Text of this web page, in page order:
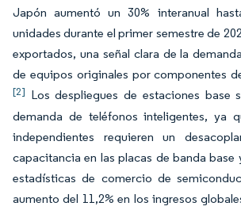
Japón aumentó un 30% interanual
unidades durante el primer semestre de
exportados, una señal clara de la
de equipos originales por componentes
[2] Los despliegues de estaciones base
demanda de teléfonos inteligentes, ya
independientes requieren un
capacitancia en las placas de banda base
estadísticas de comercio de
aumento del 11,2% en los ingresos